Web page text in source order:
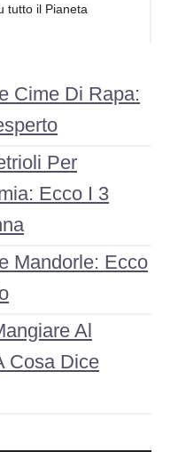
tutto il Pianeta
Cime Di Rapa:
Per
Ecco I 3
Mandorle: Ecco
Al
Cosa Dice